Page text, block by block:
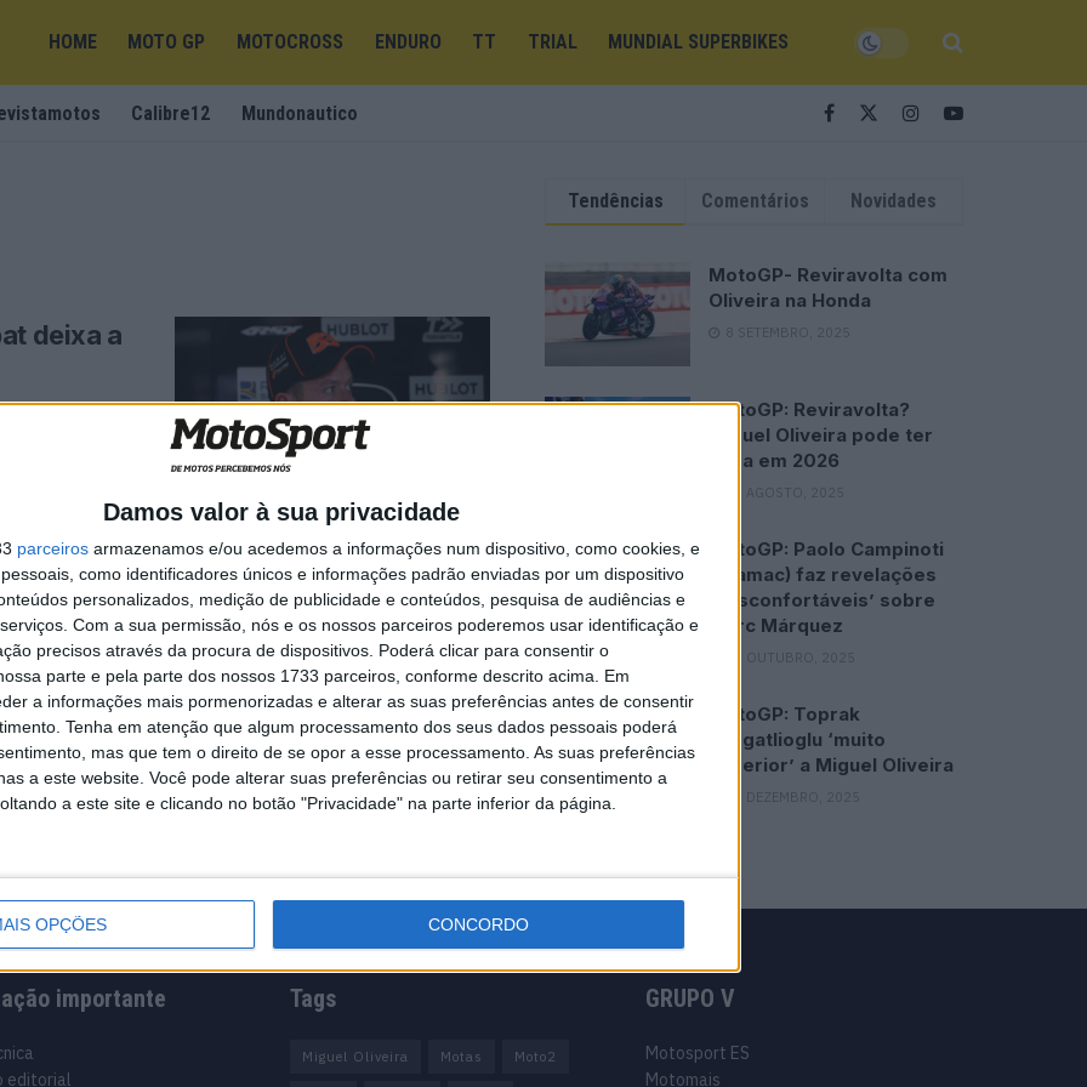
Damos valor à sua privacidade
parceiros armazenamos e/ou acedemos a informações num dispositivo, como cookies, e
como identificadores únicos e informações padrão enviadas por um dispositivo
personalizados, medição de publicidade e conteúdos, pesquisa de audiências e
Com a sua permissão, nós e os nossos parceiros poderemos usar identificação e
precisos através da procura de dispositivos. Poderá clicar para consentir o
parte e pela parte dos nossos 1733 parceiros, conforme descrito acima. Em
a informações mais pormenorizadas e alterar as suas preferências antes de consentir
Tenha em atenção que algum processamento dos seus dados pessoais poderá
mas que tem o direito de se opor a esse processamento. As suas preferências
a este website. Você pode alterar suas preferências ou retirar seu consentimento a
a este site e clicando no botão "Privacidade" na parte inferior da página.
OPÇÕES CONCORDO
HOME MOTO GP MOTOCROSS ENDURO TT TRIAL MUNDIAL SUPERBIKES
Calibre12 Mundonautico
deixa a
tinha de sair
Tito
na Ducati
Tendências Comentários Novidades
MotoGP- Reviravolta com
Oliveira na Honda
8 SETEMBRO, 2025
MotoGP: Reviravolta?
Miguel Oliveira pode ter
vaga em 2026
28 AGOSTO, 2025
MotoGP: Paolo Campinoti
(Pramac) faz revelações
‘desconfortáveis’ sobre
Marc Márquez
16 OUTUBRO, 2025
MotoGP: Toprak
Razgatlioglu ‘muito
superior’ a Miguel Oliveira
importante
editorial
Tags
Miguel Oliveira Motas Moto2
GRUPO V
Motosport ES
Motomais